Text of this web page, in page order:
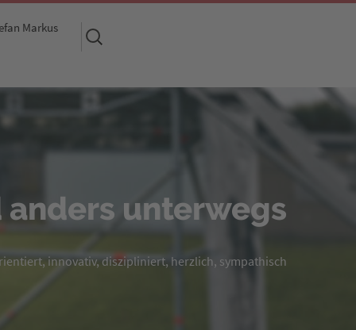
Markus
Suchen
nach:
anders unterwegs
innovativ, diszipliniert, herzlich, sympathisch